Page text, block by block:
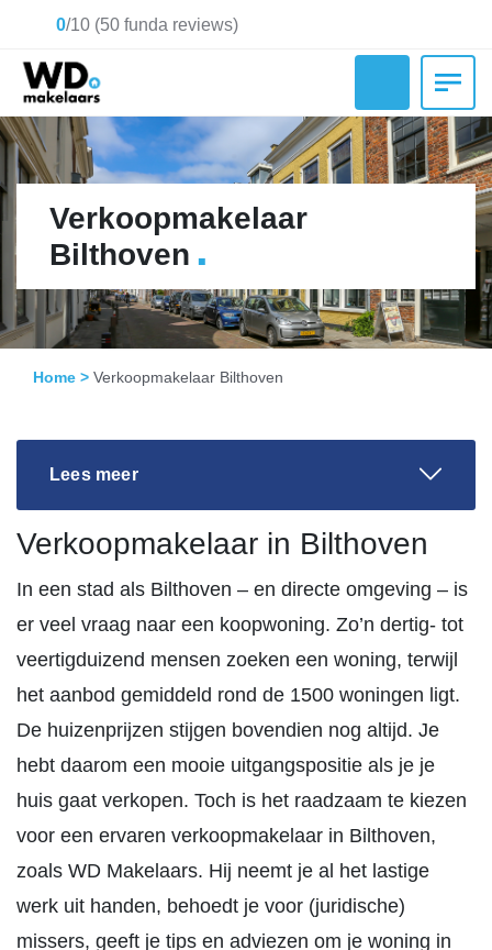
0/10 (50 funda reviews)
Verkoopmakelaar
Bilthoven .
Home > Verkoopmakelaar Bilthoven
Lees meer
Verkoopmakelaar in Bilthoven
In een stad als Bilthoven – en directe omgeving – is
er veel vraag naar een koopwoning. Zo’n dertig- tot
veertigduizend mensen zoeken een woning, terwijl
het aanbod gemiddeld rond de 1500 woningen ligt.
De huizenprijzen stijgen bovendien nog altijd. Je
hebt daarom een mooie uitgangspositie als je je
huis gaat verkopen. Toch is het raadzaam te kiezen
voor een ervaren verkoopmakelaar in Bilthoven,
zoals WD Makelaars. Hij neemt je al het lastige
werk uit handen, behoedt je voor (juridische)
missers, geeft je tips en adviezen om je woning in